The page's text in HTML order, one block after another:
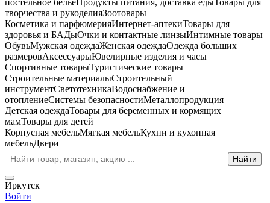
постельное бельеПродукты питания, доставка едыТовары для
творчества и рукоделияЗоотовары
Косметика и парфюмерияИнтернет-аптекиТовары для
здоровья и БАДыОчки и контактные линзыИнтимные товары
ОбувьМужская одеждаЖенская одеждаОдежда больших
размеровАксессуарыЮвелирные изделия и часы
Спортивные товарыТуристические товары
Строительные материалыСтроительный
инструментСветотехникаВодоснабжение и
отоплениеСистемы безопасностиМеталлопродукция
Детская одеждаТовары для беременных и кормящих
мамТовары для детей
Корпусная мебельМягкая мебельКухни и кухонная
мебельДвери
Иркутск
Войти